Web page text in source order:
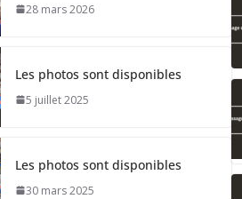
28 mars 2026
Les photos sont disponibles
5 juillet 2025
Les photos sont disponibles
30 mars 2025